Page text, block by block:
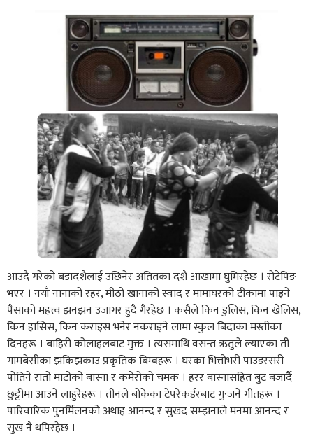
आउदै गरेको बडादशैलाई उछिनेर अतितका दशै आखामा घुमिरहेछ । रोटेपिङ
भएर । नयाँ नानाको रहर, मीठो खानाको स्वाद र मामाघरको टीकामा पाइने
पैसाको महत्त्व झनझन उजागर हुदै गैरहेछ । कसैले किन डुलिस, किन खेलिस,
किन हासिस, किन कराइस भनेर नकराइने लामा स्कुल बिदाका मस्तीका
दिनहरू । बाहिरी कोलाहलबाट मुक्त । त्यसमाथि वसन्त ऋतुले ल्याएका ती
गामबेसीका झकिझकाउ प्रकृतिक बिम्बहरू । घरका भित्तोभरी पाउडरसरी
पोतिने रातो माटोको बास्ना र कमेरोको चमक । हरर बास्नासहित बुट बजार्दै
छुट्टीमा आउने लाहुरेहरू । तीनले बोकेका टेपरेकर्डरबाट गुन्जने गीतहरू ।
पारिवारिक पुनर्मिलनको अथाह आनन्द र सुखद सम्झनाले मनमा आनन्द र
सुख नै थपिरहेछ ।